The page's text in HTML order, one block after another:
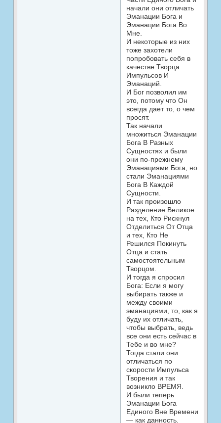
начали они отличать
Эманации Бога и
Эманации Бога Во
Мне.
И некоторые из них
тоже захотели
попробовать себя в
качестве Творца
Импульсов И
Эманаций.
И Бог позволил им
это, потому что Он
всегда дает то, о чем
просят.
Так начали
множиться Эманации
Бога В Разных
Сущностях и были
они по-прежнему
Эманациями Бога, но
стали Эманациями
Бога В Каждой
Сущности.
И так произошло
Разделение Великое
на тех, Кто Рискнул
Отделиться От Отца
и тех, Кто Не
Решился Покинуть
Отца и стать
самостоятельным
Творцом.
И тогда я спросил
Бога: Если я могу
выбирать также и
между своими
эманациями, то, как я
буду их отличать,
чтобы выбрать, ведь
все они есть сейчас в
Тебе и во мне?
Тогда стали они
отличаться по
скорости Импульса
Творения и так
возникло ВРЕМЯ.
И были теперь
Эманации Бога
Единого Вне Времени
— как данность.